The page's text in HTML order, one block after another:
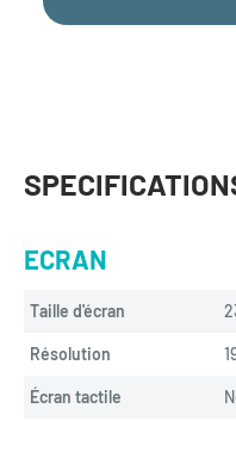
ECRAN
Taille d'écran
Résolution
Écran tactile